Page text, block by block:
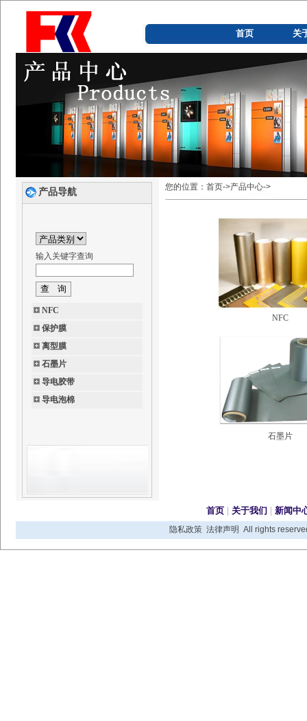
首页 关
产品导航
输入关键字查询
NFC
保护膜
离型膜
石墨片
导电胶带
导电泡棉
您的位置：首页->产品中心->
NFC
石墨片
首页 关于我们 新闻中
隐私政策 法律声明 All rights